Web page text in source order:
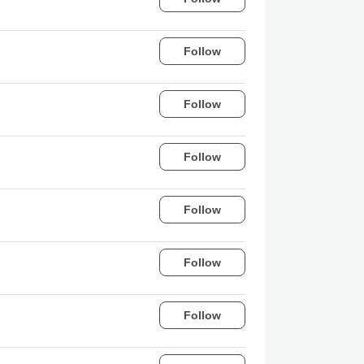
Follow
Follow
Follow
Follow
Follow
Follow